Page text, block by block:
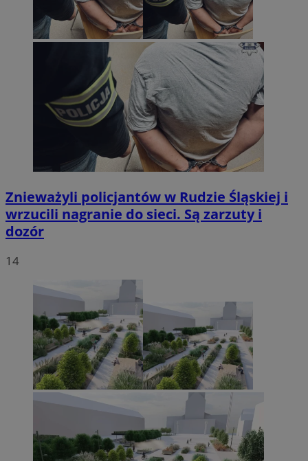
Znieważyli policjantów w Rudzie Śląskiej i
wrzucili nagranie do sieci. Są zarzuty i
dozór
14